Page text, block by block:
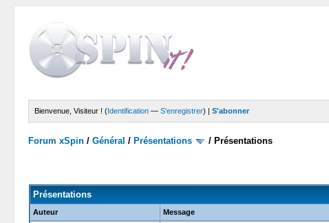
Bienvenue, Visiteur ! (Identification —S'enregistrer) |S'abonner
Forum xSpin /Général / Présentations / Présentations
Présentations
Auteur Message